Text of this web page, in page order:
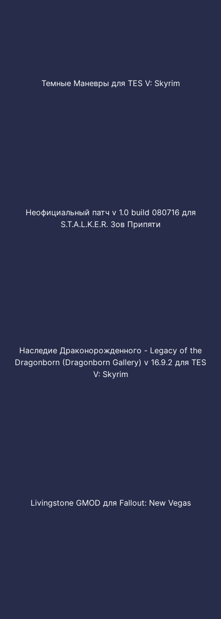
Темные Маневры для TES V: Skyrim
Неофициальный патч v 1.0 build 080716 для
S.T.A.L.K.E.R. Зов Припяти
Наследие Драконорожденного - Legacy of the
Dragonborn (Dragonborn Gallery) v 16.9.2 для TES
V: Skyrim
Livingstone GMOD для Fallout: New Vegas